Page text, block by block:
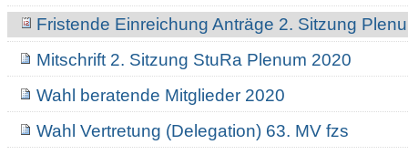
Fristende Einreichung Anträge 2. Sitzung
Mitschrift 2. Sitzung StuRa Plenum 2020
Wahl beratende Mitglieder 2020
Wahl Vertretung (Delegation) 63. MV fzs